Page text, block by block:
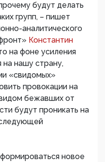
будут делать
групп, – пишет
аналитического
Константин
на фоне усиления
на нашу страну,
«свидомых»
провокации на
бежавших от
будут проникать на
новое